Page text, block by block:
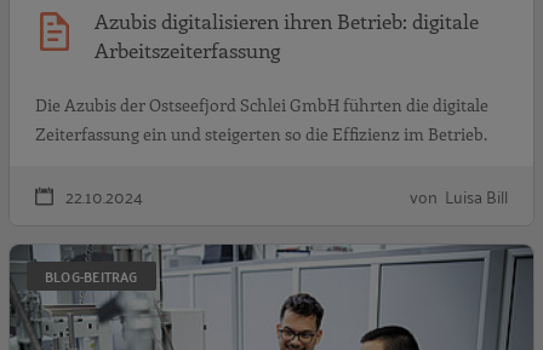
Azubis digitalisieren ihren Betrieb: digitale
Arbeitszeiterfassung
Die Azubis der Ostseefjord Schlei GmbH führten die digitale
Zeiterfassung ein und steigerten so die Effizienz im Betrieb.
22.10.2024 von Luisa Bill
BLOG-BEITRAG